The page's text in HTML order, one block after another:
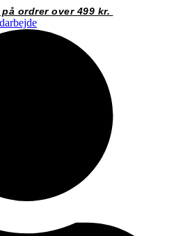
ordrer over 499 kr.